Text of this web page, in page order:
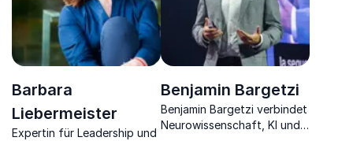
Barbara
Liebermeister
Expertin für Leadership und
Benjamin Bargetzi
Benjamin Bargetzi verbindet
Neurowissenschaft, KI und